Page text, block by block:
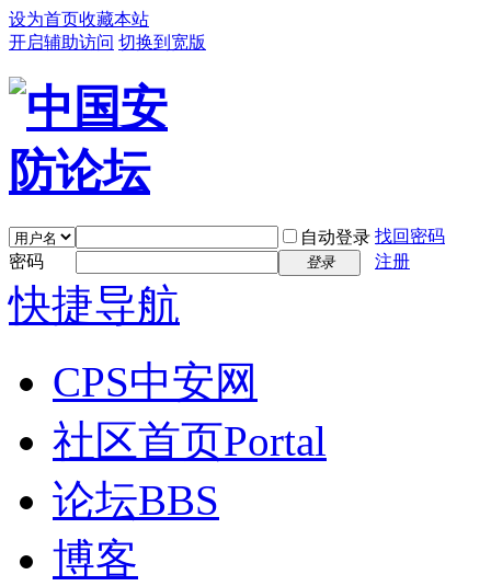
设为首页收藏本站
开启辅助访问 切换到宽版
自动登录 找回密码
密码
登录 注册
快捷导航
CPS中安网
社区首页Portal
论坛BBS
博客